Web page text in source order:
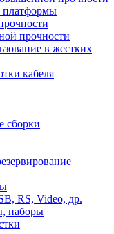
платформы
прочности
в жестких
кабеля
сборки
RS, Video, др.
наборы